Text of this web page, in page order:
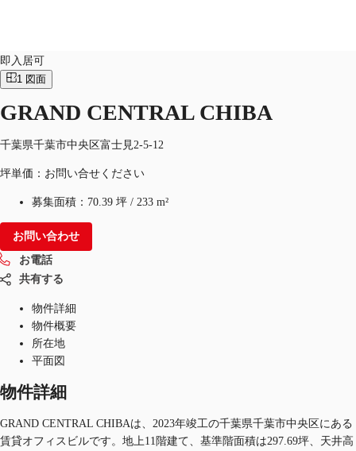
オフィス・事務所
倉庫・物流センター
地図検索
記事
仲介会社様はこちらへ
お気に入り
JP
お電話 お問合せ
即入居可
1 図面
GRAND CENTRAL CHIBA
千葉県千葉市中央区富士見2-5-12
坪単価：お問い合せください
募集面積： 70.39 坪 / 233 m²
お問い合わせ
お電話
共有する
物件詳細
物件概要
所在地
平面図
物件詳細
GRAND CENTRAL CHIBAは、2023年竣工の千葉県千葉市中央区にある
賃貸オフィスビルです。地上11階建て、基準階面積は297.69坪、天井高